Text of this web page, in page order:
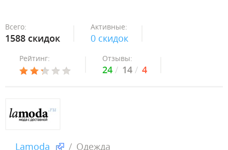
Всего:
1588 скидок
Активные:
0 скидок
Рейтинг: Отзывы:
24 14 4
Lamoda Одежда